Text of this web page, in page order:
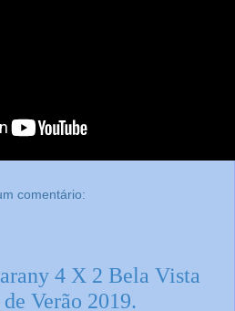
comentário:
4 X 2 Bela Vista
Verão 2019.